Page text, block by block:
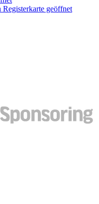
geöffnet